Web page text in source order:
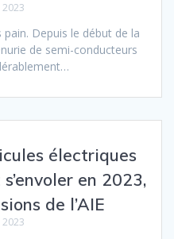
Depuis le début de la
de semi-conducteurs
électriques
en 2023,
de l’AIE